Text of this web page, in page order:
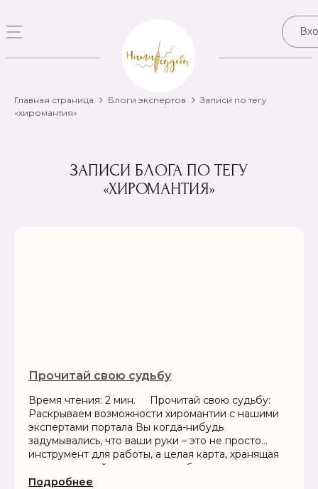
Главная страница Блоги экспертов
Записи по тегу
«хиромантия»
ЗАПИСИ БЛОГА ПО ТЕГУ
«ХИРОМАНТИЯ»
Прочитай свою судьбу
Время чтения: 2 мин. Прочитай свою судьбу:
Раскрываем возможности хиромантии с нашими
экспертами портала Вы когда-нибудь
задумывались, что ваши руки – это не просто
инструмент для работы, а целая карта, хранящая
секреты вашей личности, судьбы и...
Подробнее